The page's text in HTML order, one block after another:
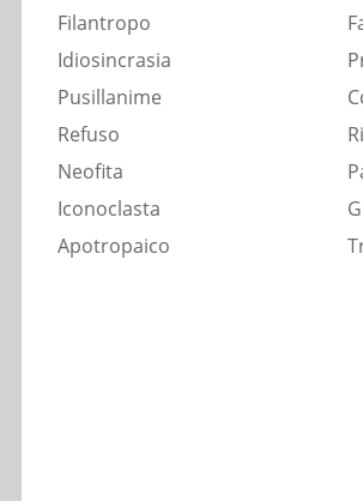
Filantropo
Idiosincrasia
Pusillanime
Refuso
Neofita
Iconoclasta
Apotropaico